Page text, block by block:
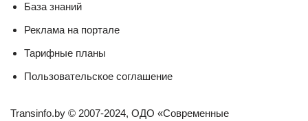
База знаний
Реклама на портале
Тарифные планы
Пользовательское соглашение
Transinfo.by © 2007-2024, ОДО «Современные